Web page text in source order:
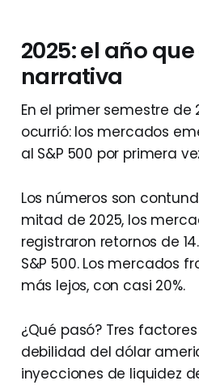
2025: el año
narrativa
En el primer semestre de
ocurrió: los mercados
al S&P 500 por primera
Los números son
mitad de 2025, los
registraron retornos de
S&P 500. Los mercados
más lejos, con casi 20%.
¿Qué pasó? Tres
debilidad del dólar
inyecciones de liquidez